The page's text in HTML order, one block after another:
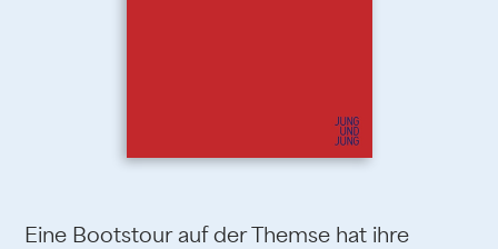
Eine Bootstour auf der Themse hat ihre